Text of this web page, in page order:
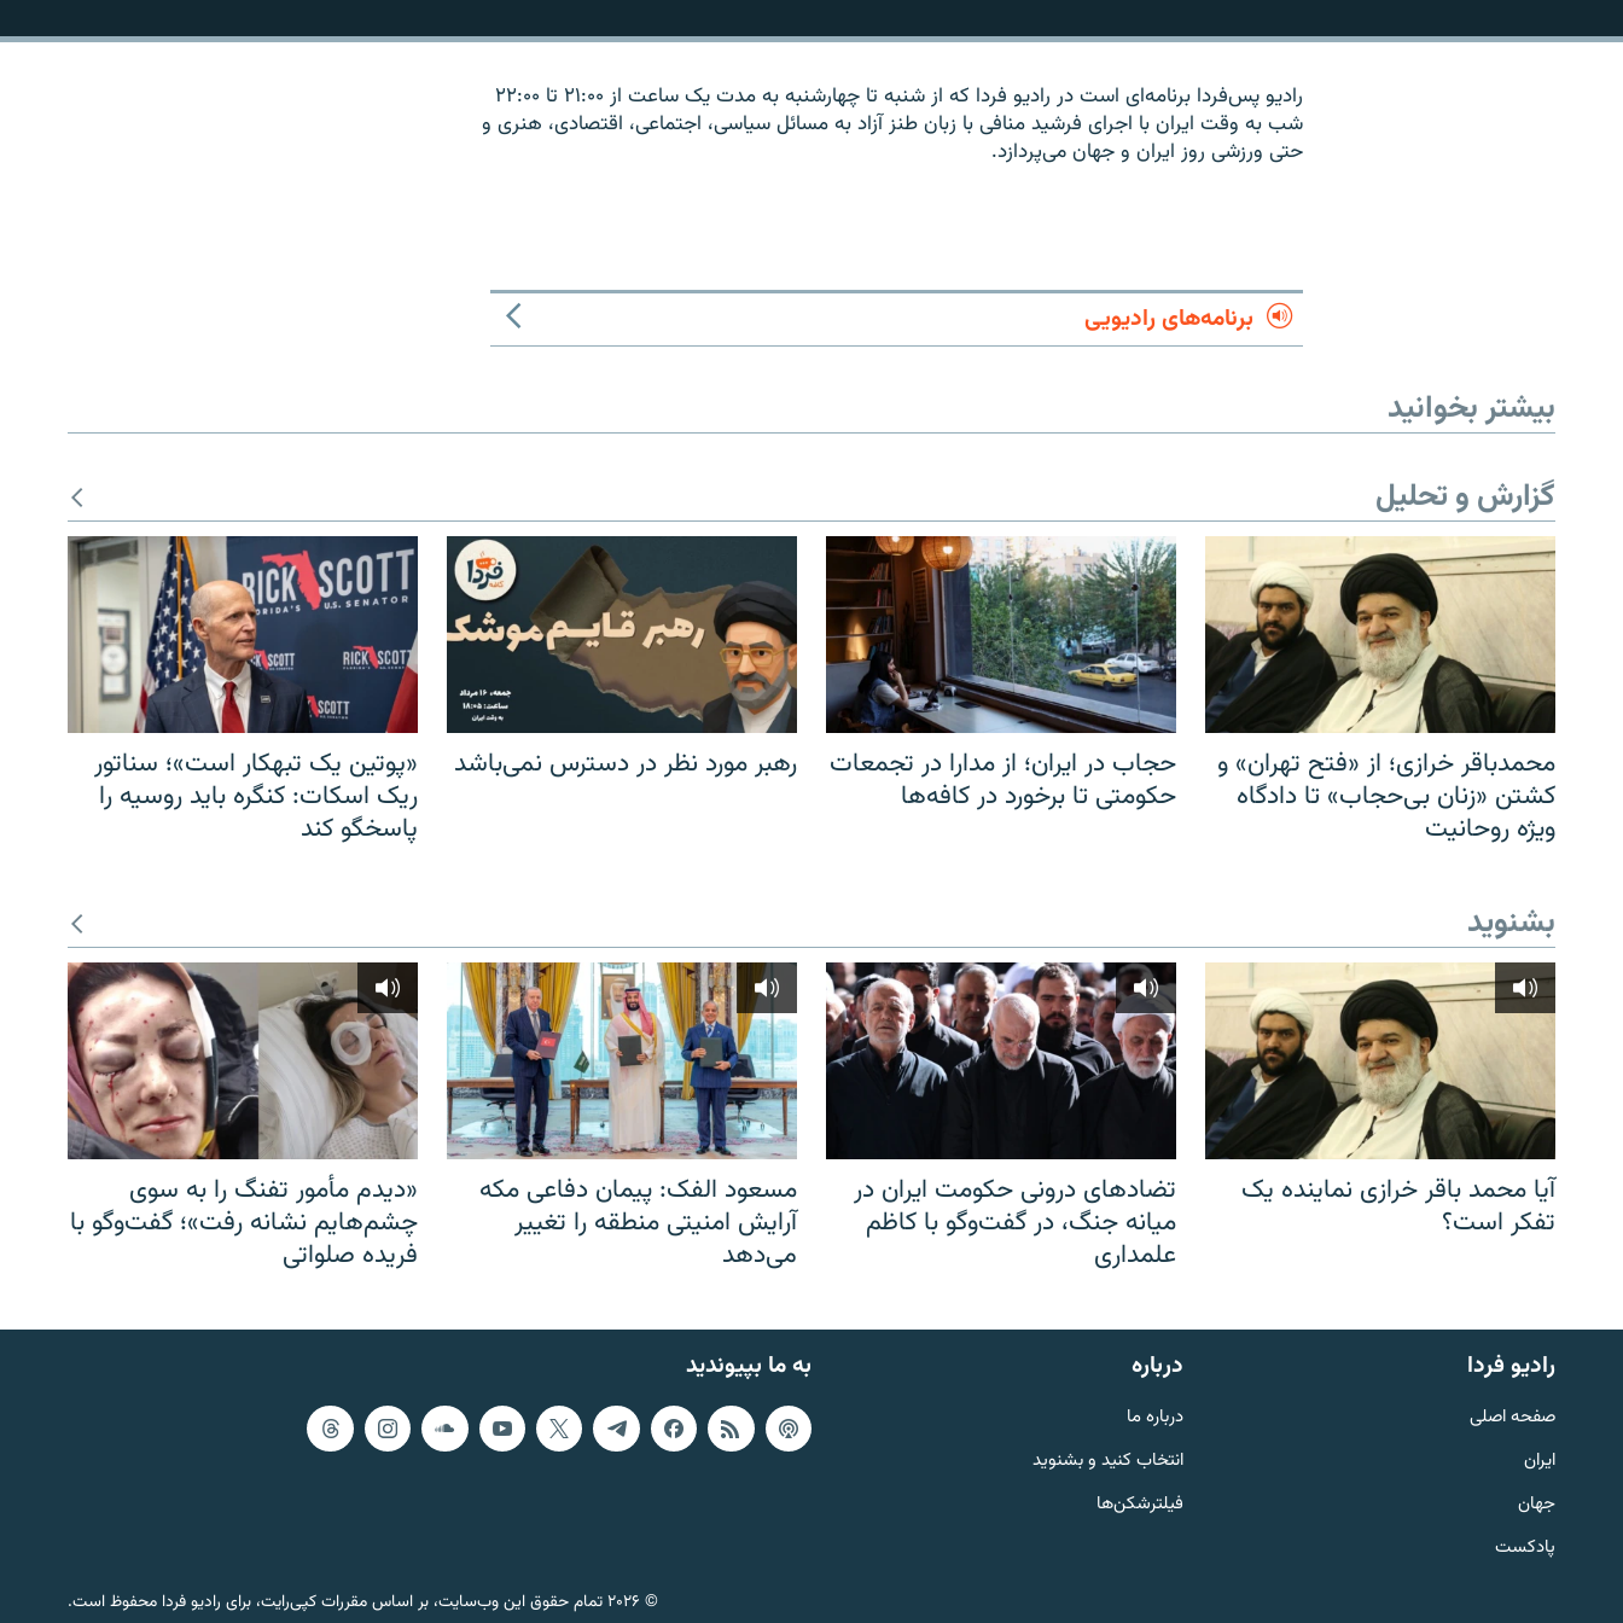
English
به ما بپیوندید
رادیو پس‌فردا برنامه‌ای است در رادیو فردا که از شنبه تا چهارشنبه به مدت یک ساعت از ۲۱:۰۰ تا ۲۲:۰۰
شب به وقت ایران با اجرای فرشید منافی با زبان طنز آزاد به مسائل سیاسی، اجتماعی، اقتصادی، هنری و
حتی ورزشی روز ایران و جهان می‌پردازد.
برنامه‌های رادیویی
بیشتر بخوانید
گزارش و تحلیل
محمدباقر خرازی؛ از «فتح تهران» و
کشتن «زنان بی‌حجاب» تا دادگاه
ویژه روحانیت
حجاب در ایران؛ از مدارا در تجمعات
حکومتی تا برخورد در کافه‌ها
رهبر مورد نظر در دسترس نمی‌باشد
«پوتین یک تبهکار است»؛ سناتور
ریک اسکات: کنگره باید روسیه را
پاسخگو کند
بشنوید
آیا محمد باقر خرازی نماینده یک
تفکر است؟
تضادهای درونی حکومت ایران در
میانه جنگ، در گفت‌‌وگو با کاظم
علمداری
مسعود الفک: پیمان دفاعی مکه
آرایش امنیتی منطقه را تغییر
می‌دهد
«دیدم مأمور تفنگ را به سوی
چشم‌هایم نشانه رفت»؛ گفت‌و‌گو با
فریده صلواتی
به ما بپیوندید رادیو فردا
صفحه اصلی
ایران
جهان
پادکست
درباره
درباره ما
انتخاب کنید و بشنوید
فیلترشکن‌ها
© ۲۰۲۶ تمام حقوق این وب‌سایت، بر اساس مقررات کپی‌رایت، برای رادیو فردا محفوظ است.